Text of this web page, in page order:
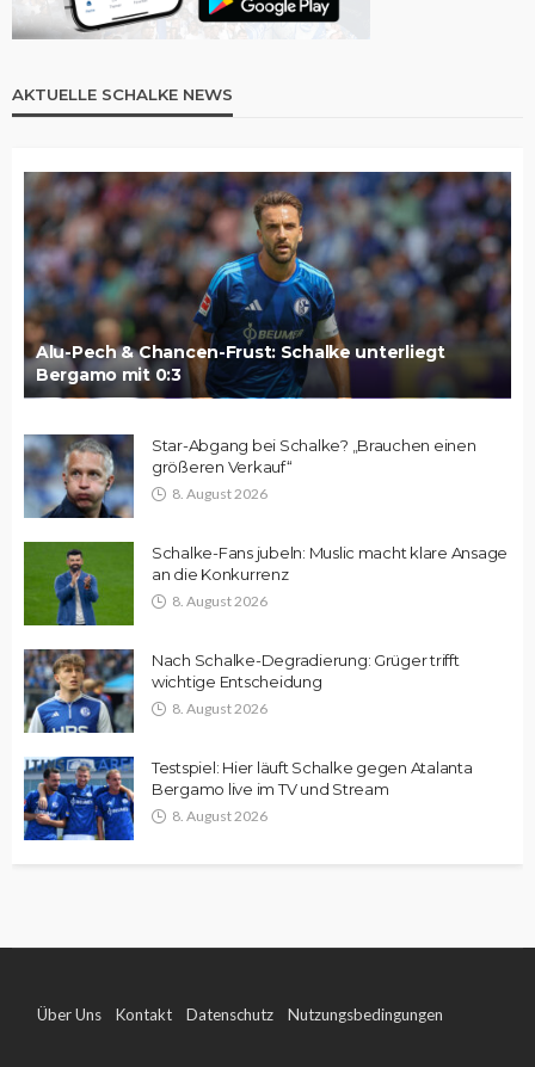
AKTUELLE SCHALKE NEWS
Alu-Pech & Chancen-Frust: Schalke unterliegt
Bergamo mit 0:3
Star-Abgang bei Schalke? „Brauchen einen
größeren Verkauf“
8. August 2026
Schalke-Fans jubeln: Muslic macht klare Ansage
an die Konkurrenz
8. August 2026
Nach Schalke-Degradierung: Grüger trifft
wichtige Entscheidung
8. August 2026
Testspiel: Hier läuft Schalke gegen Atalanta
Bergamo live im TV und Stream
8. August 2026
Über Uns Kontakt Datenschutz Nutzungsbedingungen